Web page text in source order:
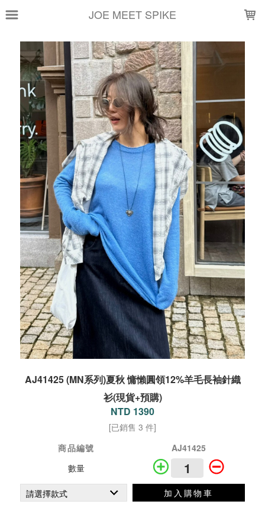
JOE MEET SPIKE
AJ41425 (MN系列)夏秋 慵懶圓領12%羊毛長袖針織
衫(現貨+預購)
NTD 1390
[已銷售 3 件]
商品編號
AJ41425
數量
加入購物車